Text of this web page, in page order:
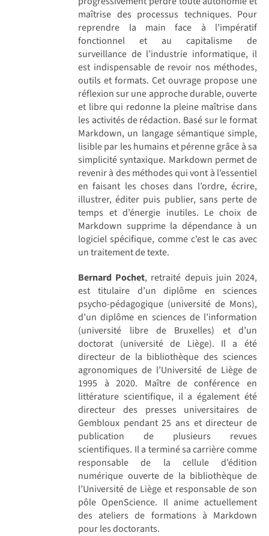
maîtrise des processus techniques. Pour
reprendre la main face à l’impératif
fonctionnel et au capitalisme de
surveillance de l’industrie informatique, il
est indispensable de revoir nos méthodes,
outils et formats. Cet ouvrage propose une
réflexion sur une approche durable, ouverte
et libre qui redonne la pleine maîtrise dans
les activités de rédaction. Basé sur le format
Markdown, un langage sémantique simple,
lisible par les humains et pérenne grâce à sa
simplicité syntaxique. Markdown permet de
revenir à des méthodes qui vont à l’essentiel
en faisant les choses dans l’ordre, écrire,
illustrer, éditer puis publier, sans perte de
temps et d’énergie inutiles. Le choix de
Markdown supprime la dépendance à un
logiciel spécifique, comme c’est le cas avec
un traitement de texte.
Bernard Pochet, retraité depuis juin 2024,
est titulaire d’un diplôme en sciences
psycho-pédagogique (université de Mons),
d’un diplôme en sciences de l’information
(université libre de Bruxelles) et d’un
doctorat (université de Liège). Il a été
directeur de la bibliothèque des sciences
agronomiques de l’Université de Liège de
1995 à 2020. Maître de conférence en
littérature scientifique, il a également été
directeur des presses universitaires de
Gembloux pendant 25 ans et directeur de
publication de plusieurs revues
scientifiques. Il a terminé sa carrière comme
responsable de la cellule d’édition
numérique ouverte de la bibliothèque de
l’Université de Liège et responsable de son
pôle OpenScience. Il anime actuellement
des ateliers de formations à Markdown
pour les doctorants.